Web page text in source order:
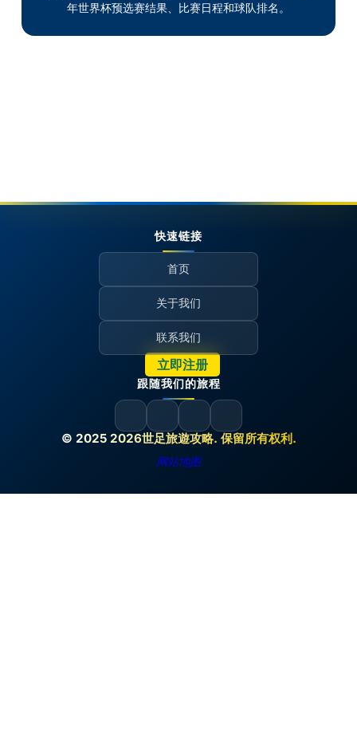
年世界杯预选赛结果、比赛日程和球队排名。
© 2025 2026世足旅遊攻略. 保留所有权利.
网站地图
快速链接
首页
关于我们
联系我们
立即注册
跟随我们的旅程